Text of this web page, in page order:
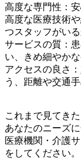
高度な専門性：
高度な医療技術
つスタッフがい
サービスの質：
い、きめ細やか
アクセスの良さ
う、距離や交通
これまで見てき
あなたのニーズ
医療機関・介護
をしてください。